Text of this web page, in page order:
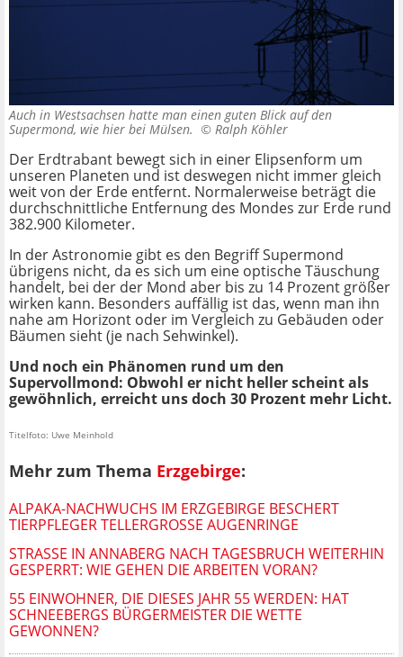
Auch in Westsachsen hatte man einen guten Blick auf den
Supermond, wie hier bei Mülsen. © Ralph Köhler
Der Erdtrabant bewegt sich in einer Elipsenform um
unseren Planeten und ist deswegen nicht immer gleich
weit von der Erde entfernt. Normalerweise beträgt die
durchschnittliche Entfernung des Mondes zur Erde rund
382.900 Kilometer.
In der Astronomie gibt es den Begriff Supermond
übrigens nicht, da es sich um eine optische Täuschung
handelt, bei der der Mond aber bis zu 14 Prozent größer
wirken kann. Besonders auffällig ist das, wenn man ihn
nahe am Horizont oder im Vergleich zu Gebäuden oder
Bäumen sieht (je nach Sehwinkel).
Und noch ein Phänomen rund um den
Supervollmond: Obwohl er nicht heller scheint als
gewöhnlich, erreicht uns doch 30 Prozent mehr Licht.
Titelfoto: Uwe Meinhold
Mehr zum Thema Erzgebirge:
ALPAKA-NACHWUCHS IM ERZGEBIRGE BESCHERT
TIERPFLEGER TELLERGROSSE AUGENRINGE
STRASSE IN ANNABERG NACH TAGESBRUCH WEITERHIN G
ESPERRT: WIE GEHEN DIE ARBEITEN VORAN?
55 EINWOHNER, DIE DIESES JAHR 55 WERDEN: HAT
SCHNEEBERGS BÜRGERMEISTER DIE WETTE
GEWONNEN?